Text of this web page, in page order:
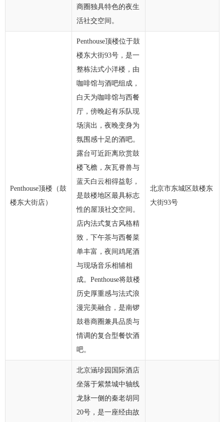
商圈独具特色的夜生
活社交空间。
Penthouse顶楼（鼓
楼东大街店）
Penthouse顶楼位于鼓
楼东大街93号，是一
整栋法式小洋楼，由
咖啡馆与酒吧组成，
白天为咖啡馆与西餐
厅，傍晚起有乐队现
场演出，夜晚变身为
氛围感十足的酒吧。
露台可近距离欣赏鼓
楼飞檐，灰瓦脊兽与
蓝天白云相得益彰，
是鼓楼地区最具标志
性的屋顶社交空间。
店内法式复古风格精
致，下午茶与西餐菜
单丰富，夜间鸡尾酒
与现场音乐相辅相
成。Penthouse将鼓楼
历史厚重感与法式浪
漫完美融合，是南锣
鼓巷商圈兼具品质与
情调的复合型餐饮酒
吧。
北京市东城区鼓楼东
大街93号
北京涵珍园国际酒店
坐落于紫禁城中轴线
龙脉一侧的秦老胡同
20号，是一座经由故